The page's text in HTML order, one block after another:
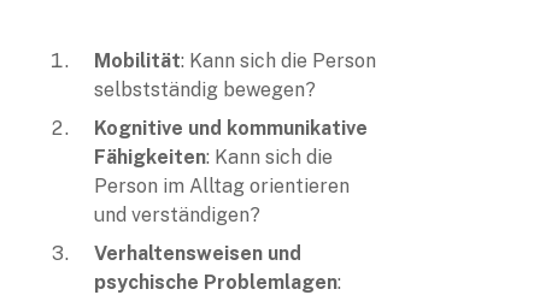
Mobilität: Kann sich die Person
selbstständig bewegen?
Kognitive und kommunikative
Fähigkeiten: Kann sich die
Person im Alltag orientieren
und verständigen?
Verhaltensweisen und
psychische Problemlagen: